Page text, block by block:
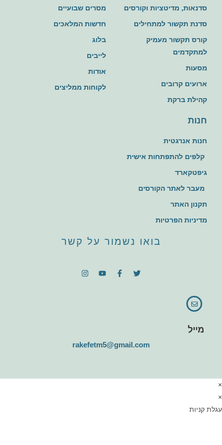
סדנאות, מדיטציות וקורסים
סדנת תקשור למתחילים
קורס תקשור מעמיק
למתקדמים
מסעות
ארועים קרובים
קהילת ברקת
מסרים שבועיים
חדשות המלאכים
בלוג
לייבים
אודות
לקוחות ממליצים
חנות
חנות אנרגטית
קלפים להתפתחות אישית
גיפטקארד
מעבר לאתר הקורסים
תקנון האתר
מדיניות הפרטיות
בואו נשמור על קשר
מייל
rakefetm5@gmail.com
קניות